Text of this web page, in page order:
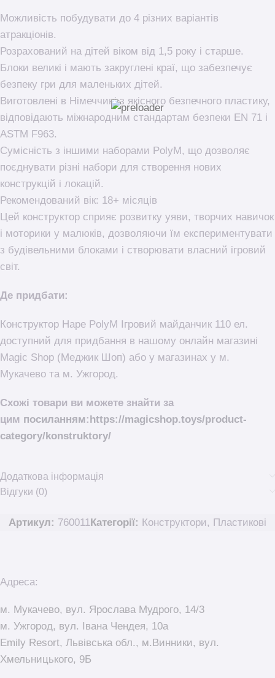
Можливість побудувати до 4 різних варіантів
атракціонів.
Розрахований на дітей віком від 1,5 року і старше.
Блоки великі і мають закруглені краї, що забезпечує
безпеку гри для маленьких дітей.
Виготовлені в Німеччині з якісного безпечного пластику,
відповідають міжнародним стандартам безпеки EN 71 і
ASTM F963.
Сумісність з іншими наборами PolyM, що дозволяє
поєднувати різні набори для створення нових
конструкцій і локацій.
Рекомендований вік: 18+ місяців
Цей конструктор сприяє розвитку уяви, творчих навичок
і моторики у малюків, дозволяючи їм експериментувати
з будівельними блоками і створювати власний ігровий
світ.
Де придбати:
Конструктор Hape PolyM Ігровий майданчик 110 ел.
доступний для придбання в нашому онлайн магазині
Magic Shop (Меджик Шоп) або у магазинах у м.
Мукачево та м. Ужгород.
Схожі товари ви можете знайти за
цим посиланням:https://magicshop.toys/product-
category/konstruktory/
Додаткова інформація
Відгуки (0)
Артикул: 760011Категорії: Конструктори, Пластикові
Адреса:
м. Мукачево, вул. Ярослава Мудрого, 14/3
м. Ужгород, вул. Івана Чендея, 10а
Emily Resort, Львівська обл., м.Винники, вул.
Хмельницького, 9Б